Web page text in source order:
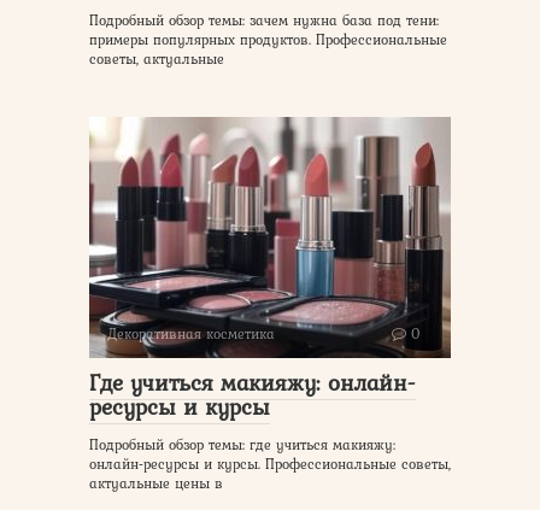
Подробный обзор темы: зачем нужна база под тени:
примеры популярных продуктов. Профессиональные
советы, актуальные
Декоративная косметика 0
Где учиться макияжу: онлайн-
ресурсы и курсы
Подробный обзор темы: где учиться макияжу:
онлайн-ресурсы и курсы. Профессиональные советы,
актуальные цены в